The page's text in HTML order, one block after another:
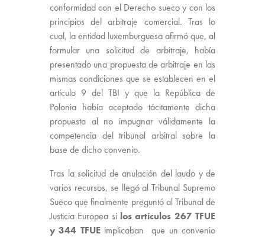
conformidad con el Derecho sueco y con los
principios del arbitraje comercial. Tras lo
cual, la entidad luxemburguesa afirmó que, al
formular una solicitud de arbitraje, había
presentado una propuesta de arbitraje en las
mismas condiciones que se establecen en el
artículo 9 del TBI y que la República de
Polonia había aceptado tácitamente dicha
propuesta al no impugnar válidamente la
competencia del tribunal arbitral sobre la
base de dicho convenio.
Tras la solicitud de anulación del laudo y de
varios recursos, se llegó al Tribunal Supremo
Sueco que finalmente preguntó al Tribunal de
Justicia Europea si los artículos 267 TFUE
y 344 TFUEimplicaban que un convenio